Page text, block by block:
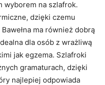
wyborem na szlafrok.
dzięki czemu
ma również dobrą
dla osób z wrażliwą
jak egzema. Szlafroki
gramaturach, dzięki
najlepiej odpowiada